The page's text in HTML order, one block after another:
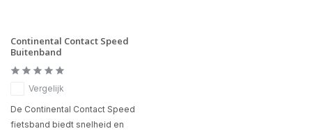
Continental Contact Speed
Buitenband
Vergelijk
De Continental Contact Speed
fietsband biedt snelheid en